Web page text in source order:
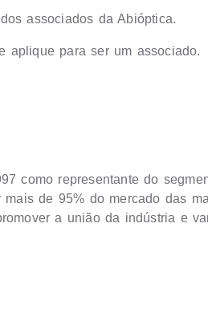
associados da Abióptica.
aplique para ser um associado.
como representante do
de 95% do mercado das
a união da indústria e